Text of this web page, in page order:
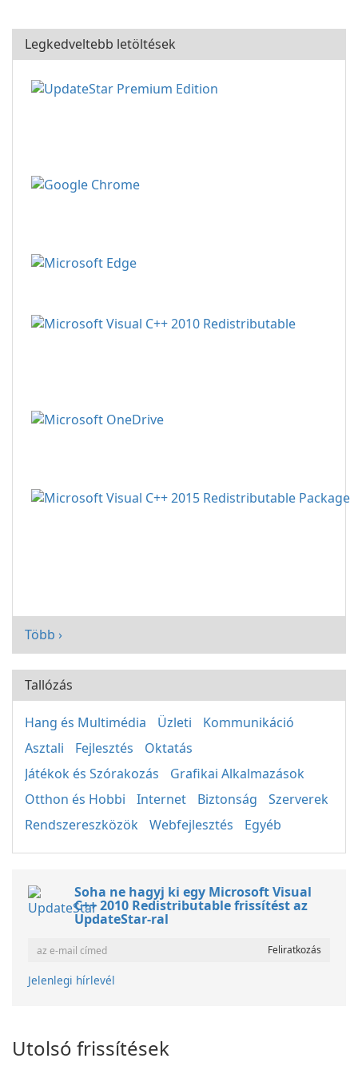
Legkedveltebb letöltések
Több ›
Tallózás
Hang és Multimédia Üzleti
Kommunikáció
Asztali
Fejlesztés
Oktatás
Játékok és Szórakozás
Grafikai Alkalmazások
Otthon és Hobbi
Internet Biztonság
Szerverek
Rendszereszközök
Webfejlesztés Egyéb
Soha ne hagyj ki egy Microsoft Visual
C++ 2010 Redistributable frissítést az
UpdateStar-ral
Jelenlegi hírlevél
Utolsó frissítések